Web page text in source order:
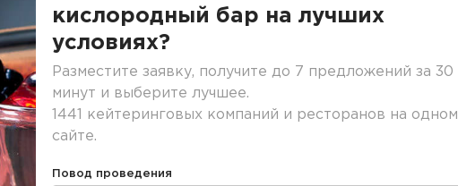
кислородный бар на лучших
условиях?
Разместите заявку, получите до 7 предложений за 30
минут и выберите лучшее.
1441 кейтеринговых компаний и ресторанов на одном
сайте.
Повод проведения